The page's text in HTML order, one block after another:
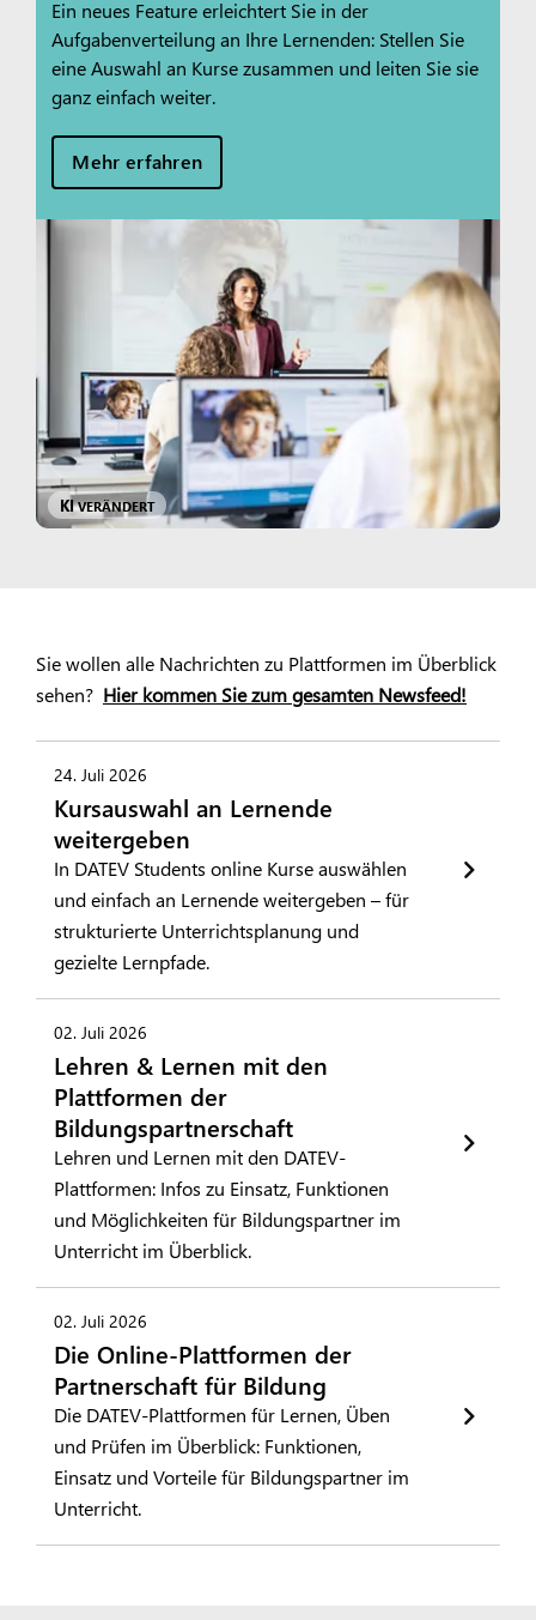
Ein neues Feature erleichtert Sie in der
Aufgabenverteilung an Ihre Lernenden: Stellen Sie
eine Auswahl an Kurse zusammen und leiten Sie sie
ganz einfach weiter.
Mehr erfahren
KIVERÄNDERT
Sie wollen alle Nachrichten zu Plattformen im Überblick
sehen? Hier kommen Sie zum gesamten Newsfeed!
24. Juli 2026
Kursauswahl an Lernende
weitergeben
In DATEV Students online Kurse auswählen
und einfach an Lernende weitergeben – für
strukturierte Unterrichtsplanung und
gezielte Lernpfade.
02. Juli 2026
Lehren & Lernen mit den
Plattformen der
Bildungspartnerschaft
Lehren und Lernen mit den DATEV-
Plattformen: Infos zu Einsatz, Funktionen
und Möglichkeiten für Bildungspartner im
Unterricht im Überblick.
02. Juli 2026
Die Online-Plattformen der
Partnerschaft für Bildung
Die DATEV-Plattformen für Lernen, Üben
und Prüfen im Überblick: Funktionen,
Einsatz und Vorteile für Bildungspartner im
Unterricht.